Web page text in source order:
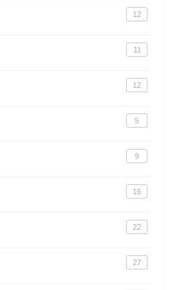
12
11
12
5
9
16
22
27